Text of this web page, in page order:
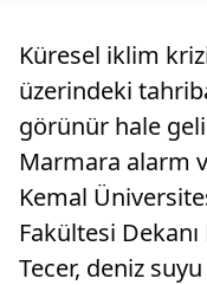
Küresel iklim
üzerindeki
görünür hale
Marmara alarm
Kemal
Fakültesi
Tecer, deniz suyu